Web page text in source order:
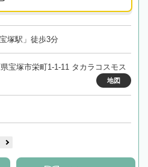
塚駅」徒歩3分
宝塚市栄町1-1-11 タカラコスモス
地図